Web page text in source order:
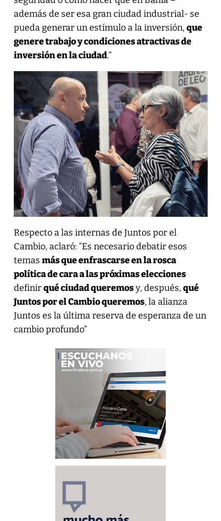
además de ser esa gran ciudad industrial- se
pueda generar un estímulo a la inversión,que
genere trabajo y condiciones atractivas de
inversión en la ciudad.”
Respecto a las internas de Juntos por el
Cambio, aclaró: “Es necesario debatir esos
temas más que enfrascarse en la rosca
política de cara a las próximas elecciones
definirqué ciudad queremosy, después,qué
Juntos por el Cambio queremos, la alianza
Juntos es la última reserva de esperanza de un
cambio profundo”